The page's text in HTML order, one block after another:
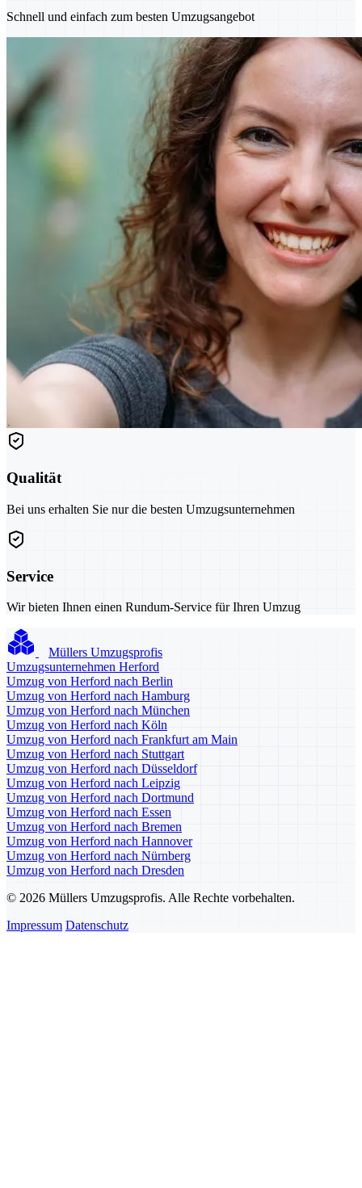
Schnell und einfach zum besten Umzugsangebot
Qualität
Bei uns erhalten Sie nur die besten Umzugsunternehmen
Service
Wir bieten Ihnen einen Rundum-Service für Ihren Umzug
Müllers Umzugsprofis
Umzugsunternehmen Herford
Umzug von Herford nach Berlin
Umzug von Herford nach Hamburg
Umzug von Herford nach München
Umzug von Herford nach Köln
Umzug von Herford nach Frankfurt am Main
Umzug von Herford nach Stuttgart
Umzug von Herford nach Düsseldorf
Umzug von Herford nach Leipzig
Umzug von Herford nach Dortmund
Umzug von Herford nach Essen
Umzug von Herford nach Bremen
Umzug von Herford nach Hannover
Umzug von Herford nach Nürnberg
Umzug von Herford nach Dresden
© 2026 Müllers Umzugsprofis. Alle Rechte vorbehalten.
Impressum Datenschutz